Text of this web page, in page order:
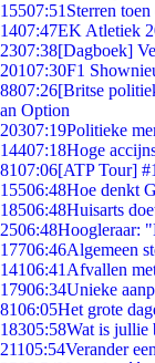
15507:51 Sterren toen
1407:47EK Atletiek
2307:38[Dagboek]
20107:30F1
8807:26[Britse
an Option
20307:19Politieke
14407:18Hoge
8107:06[ATP Tour]
15506:48Hoe denkt
18506:48Huisarts
2506:48Hoogleraar:
17706:46Algemeen
14106:41 Afvallen
17906:34Unieke
8106:05Het grote
18305:58Wat is jullie
21105:54Verander